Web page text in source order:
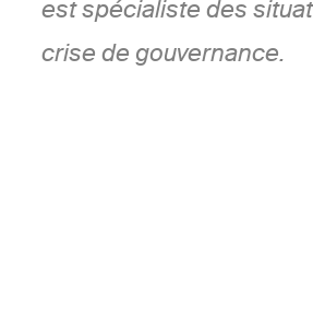
est spécialiste des
crise de gouvernance.